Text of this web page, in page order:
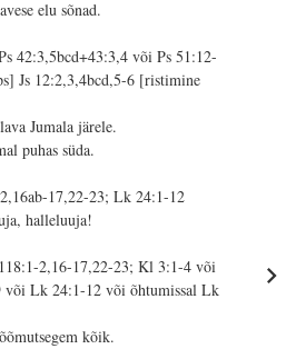
elu sõnad.
42:3,5bcd+43:3,4 või Ps 51:12-
Js 12:2,3,4bcd,5-6 [ristimine
Jumala järele.
puhas süda.
17,22-23; Lk 24:1-12
halleluuja!
2,16-17,22-23; Kl 3:1-4 või
või Lk 24:1-12 või õhtumissal Lk
kõik.